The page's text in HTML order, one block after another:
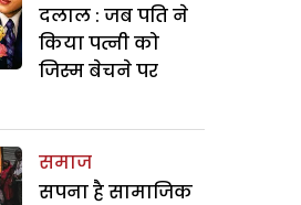
दलाल : जब पति ने
किया पत्नी को
जिस्म बेचने पर
समाज
सपना है सामाजिक